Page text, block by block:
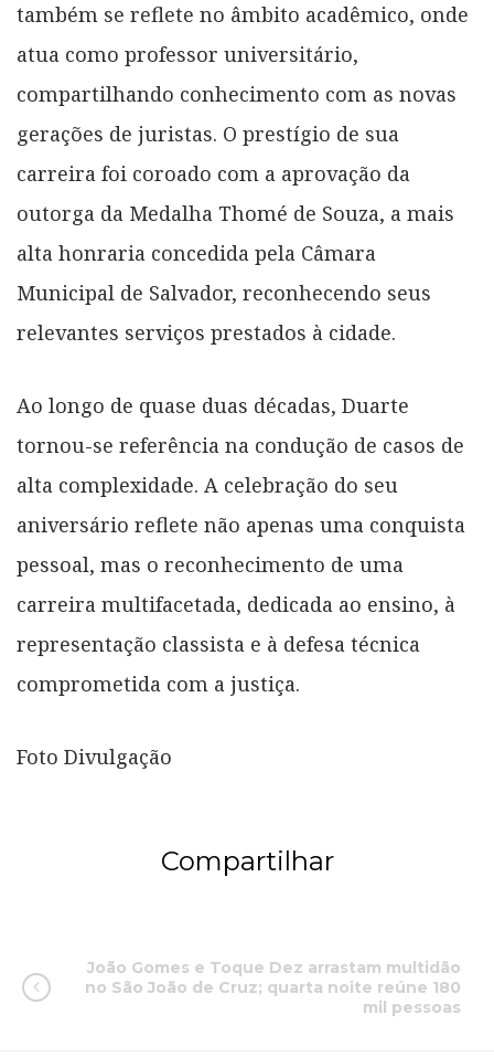
também se reflete no âmbito acadêmico, onde
atua como professor universitário,
compartilhando conhecimento com as novas
gerações de juristas. O prestígio de sua
carreira foi coroado com a aprovação da
outorga da Medalha Thomé de Souza, a mais
alta honraria concedida pela Câmara
Municipal de Salvador, reconhecendo seus
relevantes serviços prestados à cidade.
Ao longo de quase duas décadas, Duarte
tornou-se referência na condução de casos de
alta complexidade. A celebração do seu
aniversário reflete não apenas uma conquista
pessoal, mas o reconhecimento de uma
carreira multifacetada, dedicada ao ensino, à
representação classista e à defesa técnica
comprometida com a justiça.
Foto Divulgação
Compartilhar
João Gomes e Toque Dez arrastam multidão
no São João de Cruz; quarta noite reúne 180
mil pessoas